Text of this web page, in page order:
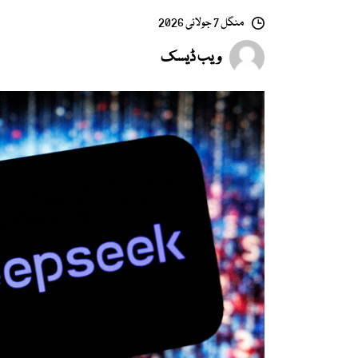
منگل 7 جولائی 2026
ویب ڈیسک